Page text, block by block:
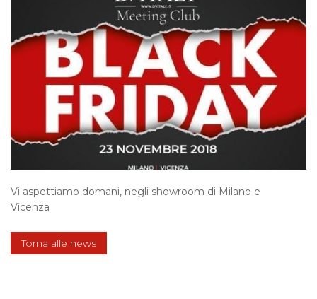
Vi aspettiamo domani, negli showroom di Milano e
Vicenza
Torna alle news